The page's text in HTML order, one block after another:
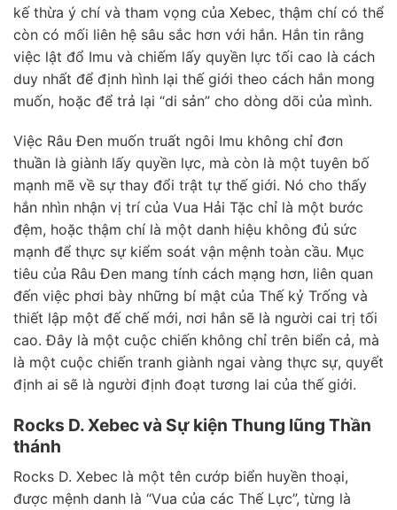
kế thừa ý chí và tham vọng của Xebec, thậm chí có thể
còn có mối liên hệ sâu sắc hơn với hắn. Hắn tin rằng
việc lật đổ Imu và chiếm lấy quyền lực tối cao là cách
duy nhất để định hình lại thế giới theo cách hắn mong
muốn, hoặc để trả lại “di sản” cho dòng dõi của mình.
Việc Râu Đen muốn truất ngôi Imu không chỉ đơn
thuần là giành lấy quyền lực, mà còn là một tuyên bố
mạnh mẽ về sự thay đổi trật tự thế giới. Nó cho thấy
hắn nhìn nhận vị trí của Vua Hải Tặc chỉ là một bước
đệm, hoặc thậm chí là một danh hiệu không đủ sức
mạnh để thực sự kiểm soát vận mệnh toàn cầu. Mục
tiêu của Râu Đen mang tính cách mạng hơn, liên quan
đến việc phơi bày những bí mật của Thế kỷ Trống và
thiết lập một đế chế mới, nơi hắn sẽ là người cai trị tối
cao. Đây là một cuộc chiến không chỉ trên biển cả, mà
là một cuộc chiến tranh giành ngai vàng thực sự, quyết
định ai sẽ là người định đoạt tương lai của thế giới.
Rocks D. Xebec và Sự kiện Thung lũng Thần
thánh
Rocks D. Xebec là một tên cướp biển huyền thoại,
được mệnh danh là “Vua của các Thế Lực”, từng là